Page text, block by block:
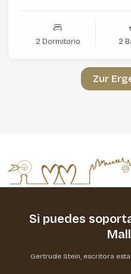
2 Dormitorio 2
Zur
Si puedes
Gertrude Stein, escritora